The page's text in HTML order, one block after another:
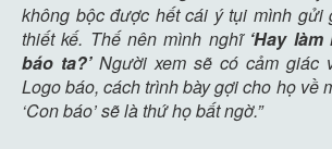
không bộc được hết cái ý tụi mình gửi
thiết kế. Thế nên mình nghĩ ‘Hay
báo ta?’ Người xem sẽ có cảm giác
Logo báo, cách trình bày gợi cho họ về
‘Con báo’ sẽ là thứ họ bất ngờ.”